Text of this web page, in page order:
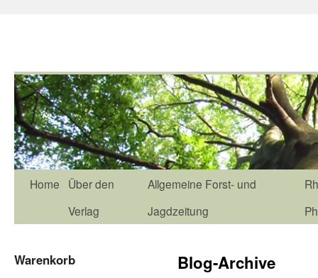
Home
Über den
Verlag
Allgemeine Forst- und
Jagdzeitung
Blog-Archive
Warenkorb